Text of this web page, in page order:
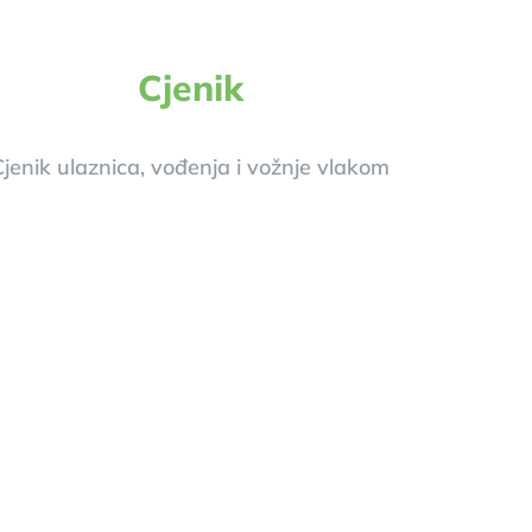
Cjenik
ulaznica, vođenja i vožnje vlakom